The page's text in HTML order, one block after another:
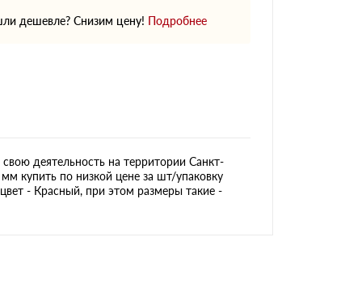
дешевле? Снизим цену! Подробнее
деятельность на территории Санкт-
купить по низкой цене за шт/упаковку
- Красный, при этом размеры такие -